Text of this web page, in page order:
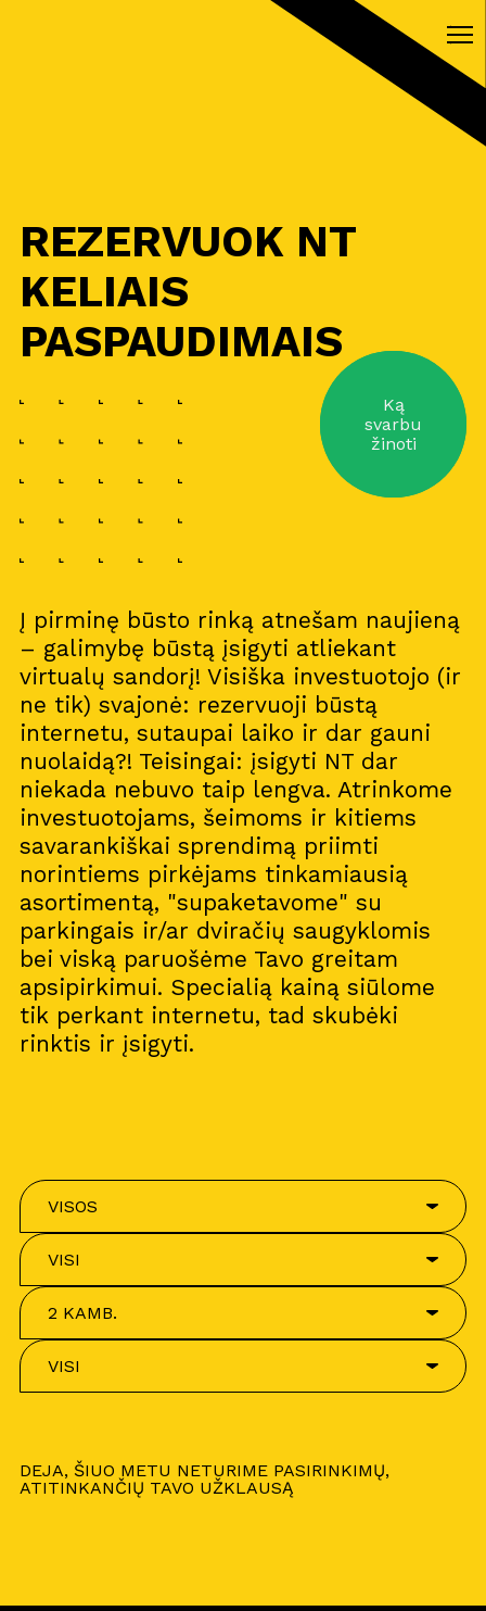
REZERVUOK NT
KELIAIS
PASPAUDIMAIS
Į pirminę būsto rinką atnešam naujieną
– galimybę būstą įsigyti atliekant
virtualų sandorį! Visiška investuotojo (ir
ne tik) svajonė: rezervuoji būstą
internetu, sutaupai laiko ir dar gauni
nuolaidą?! Teisingai: įsigyti NT dar
niekada nebuvo taip lengva. Atrinkome
investuotojams, šeimoms ir kitiems
savarankiškai sprendimą priimti
norintiems pirkėjams tinkamiausią
asortimentą, "supaketavome" su
parkingais ir/ar dviračių saugyklomis
bei viską paruošėme Tavo greitam
apsipirkimui. Specialią kainą siūlome
tik perkant internetu, tad skubėki
rinktis ir įsigyti.
Ką
svarbu
žinoti
VISOS
VISI
2 KAMB.
VISI
DEJA, ŠIUO METU NETURIME PASIRINKIMŲ,
ATITINKANČIŲ TAVO UŽKLAUSĄ